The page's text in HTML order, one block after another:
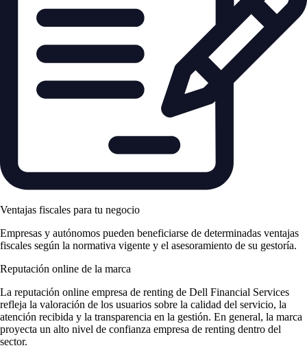
Ventajas fiscales para tu negocio
Empresas y autónomos pueden beneficiarse de determinadas ventajas
fiscales según la normativa vigente y el asesoramiento de su gestoría.
Reputación online de la marca
La reputación online empresa de renting de Dell Financial Services
refleja la valoración de los usuarios sobre la calidad del servicio, la
atención recibida y la transparencia en la gestión. En general, la marca
proyecta un alto nivel de confianza empresa de renting dentro del
sector.